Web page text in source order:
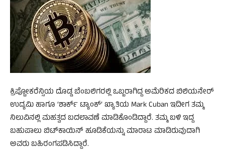
ಕ್ರಿಪ್ಟೋಕರೆನ್ಸಿಯ ದೊಡ್ಡ ಬೆಂಬಲಿಗರಲ್ಲಿ ಒಬ್ಬರಾಗಿದ್ದ ಅಮೆರಿಕದ ಬಿಲಿಯನೇರ್
ಉದ್ಯಮಿ ಹಾಗೂ ‘ಶಾರ್ಕ್ ಟ್ಯಾಂಕ್’ ಖ್ಯಾತಿಯ Mark Cuban ಇದೀಗ ತಮ್ಮ
ನಿಲುವಿನಲ್ಲಿ ಮಹತ್ವದ ಬದಲಾವಣೆ ಮಾಡಿಕೊಂಡಿದ್ದಾರೆ. ತಮ್ಮ ಬಳಿ ಇದ್ದ
ಬಹುಪಾಲು ಬಿಟ್‌ಕಾಯಿನ್ ಹೂಡಿಕೆಯನ್ನು ಮಾರಾಟ ಮಾಡಿರುವುದಾಗಿ
ಅವರು ಬಹಿರಂಗಪಡಿಸಿದ್ದಾರೆ.